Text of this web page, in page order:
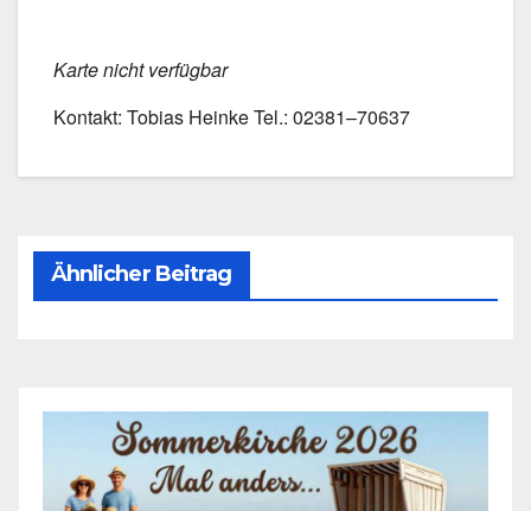
Kar­te nicht ver­füg­bar
Kon­takt: Tobi­as Hein­ke Tel.: 02381–70637
Ähnlicher Beitrag